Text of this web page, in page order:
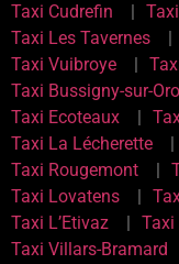
Taxi Cudrefin
Taxi Les Tavernes
Taxi Vuibroye
Taxi Bussigny-sur-
Taxi Ecoteaux
Taxi La Lécherette
Taxi Rougemont
Taxi Lovatens
Taxi L’Etivaz
Taxi
Taxi Villars-Bramard